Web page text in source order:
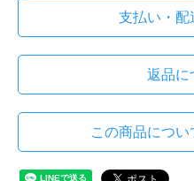
支払い・配
返品に
この商品につ